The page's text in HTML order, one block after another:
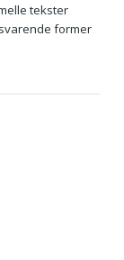
tekster
former